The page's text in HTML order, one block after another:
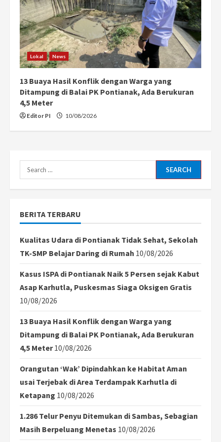
Lokal News
13 Buaya Hasil Konflik dengan Warga yang
Ditampung di Balai PK Pontianak, Ada Berukuran
4,5 Meter
Editor PI 10/08/2026
Search
for:
BERITA TERBARU
Kualitas Udara di Pontianak Tidak Sehat, Sekolah
TK-SMP Belajar Daring di Rumah 10/08/2026
Kasus ISPA di Pontianak Naik 5 Persen sejak Kabut
Asap Karhutla, Puskesmas Siaga Oksigen Gratis
10/08/2026
13 Buaya Hasil Konflik dengan Warga yang
Ditampung di Balai PK Pontianak, Ada Berukuran
4,5 Meter 10/08/2026
Orangutan ‘Wak’ Dipindahkan ke Habitat Aman
usai Terjebak di Area Terdampak Karhutla di
Ketapang 10/08/2026
1.286 Telur Penyu Ditemukan di Sambas, Sebagian
Masih Berpeluang Menetas 10/08/2026